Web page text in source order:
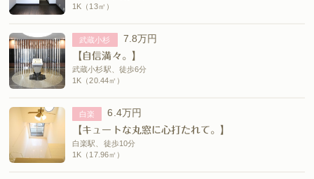
1K（13㎡）
武蔵小杉 7.8万円
【自信満々。】
武蔵小杉駅、徒歩6分
1K（20.44㎡）
白楽 6.4万円
【キュートな丸窓に心打たれて。】
白楽駅、徒歩10分
1K（17.96㎡）